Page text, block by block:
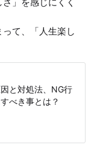
て、「人生楽し
と対処法、NG行
べき事とは？